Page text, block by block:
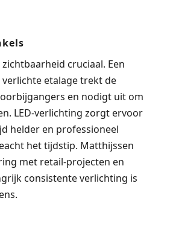
cruciaal. Een
etalage trekt de
en nodigt uit om
LED-verlichting zorgt ervoor
helder en professioneel
het tijdstip. Matthijssen
met retail-projecten en
consistente verlichting is